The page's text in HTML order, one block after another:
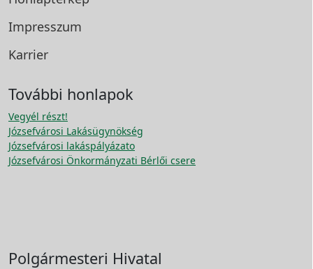
Impresszum
Karrier
További honlapok
Vegyél részt!
Józsefvárosi Lakásügynökség
Józsefvárosi lakáspályázato
Józsefvárosi Önkormányzati Bérlői csere
Polgármesteri Hivatal